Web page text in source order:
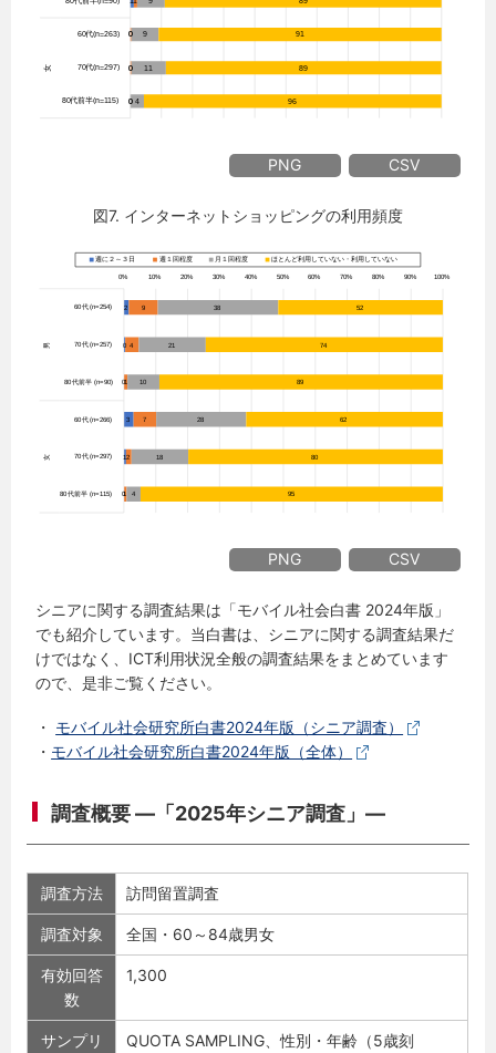
PNG CSV
図7. インターネットショッピングの利用頻度
PNG CSV
シニアに関する調査結果は「モバイル社会白書 2024年版」
でも紹介しています。当白書は、シニアに関する調査結果だ
けではなく、ICT利用状況全般の調査結果をまとめています
ので、是非ご覧ください。
・ モバイル社会研究所白書2024年版（シニア調査）
・ モバイル社会研究所白書2024年版（全体）
調査概要 ―「2025年シニア調査」―
調査方法 訪問留置調査
調査対象 全国・60～84歳男女
有効回答
数
1,300
サンプリ
QUOTA SAMPLING、性別・年齢（5歳刻